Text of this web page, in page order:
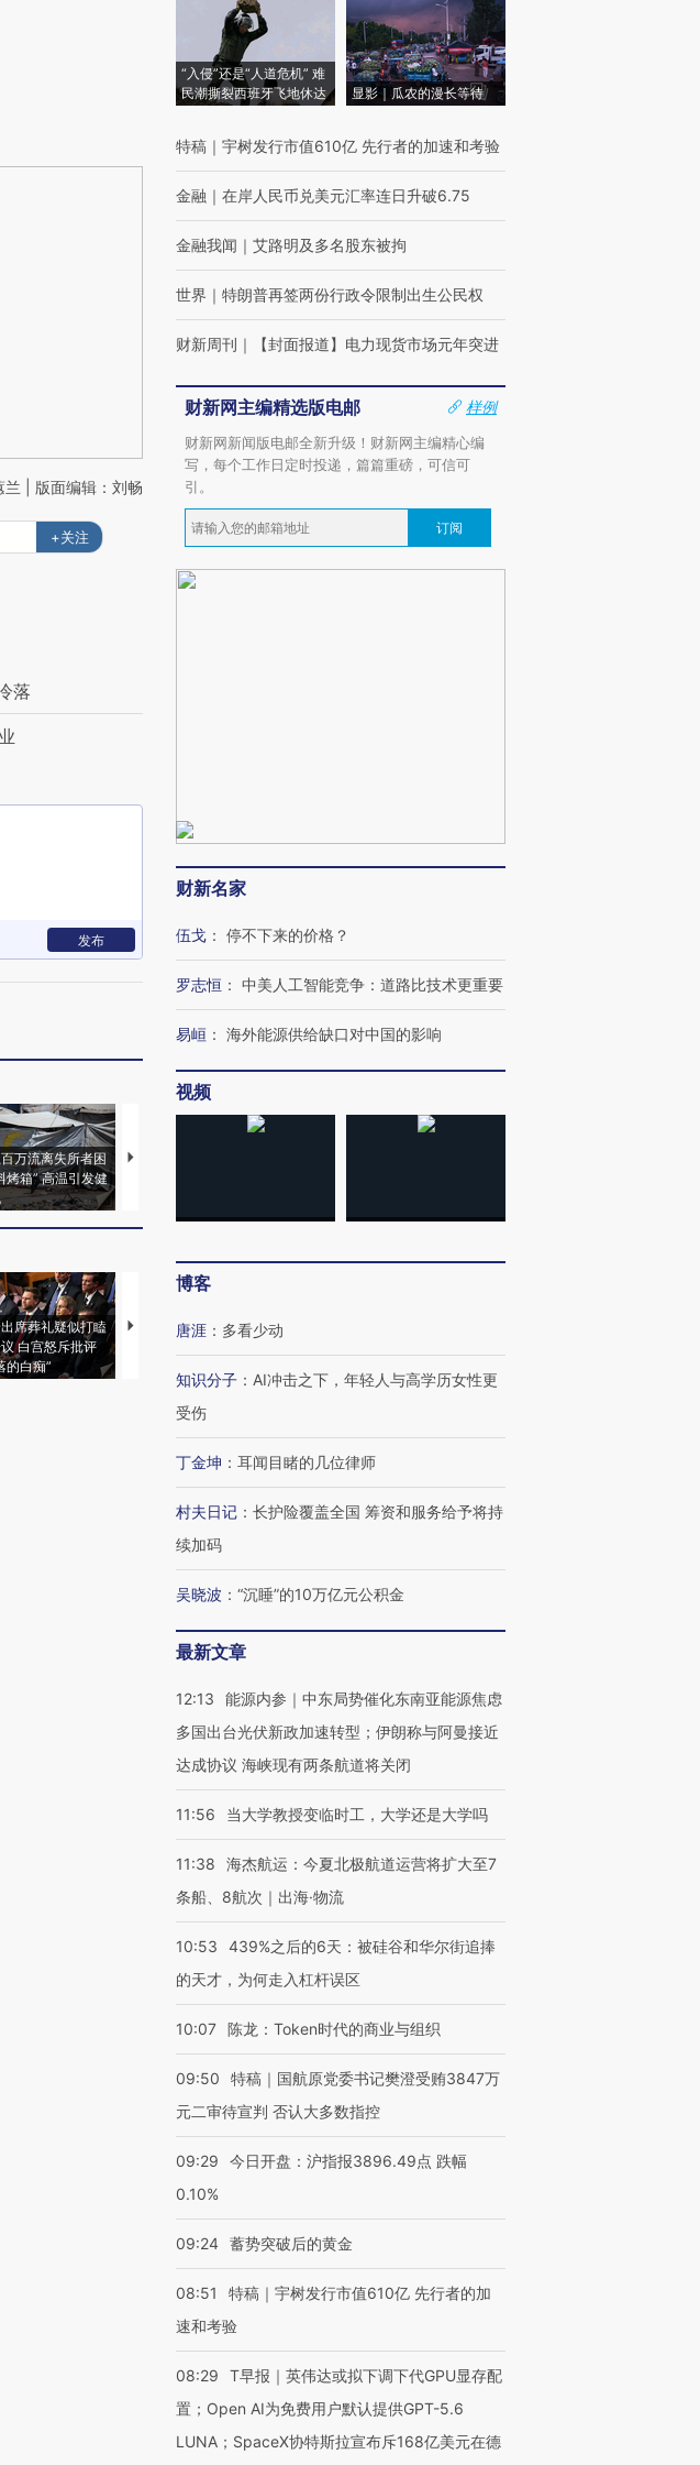
兰 | 版面编辑：刘畅
+关注
落
发布
万流离失所者困
烤箱” 高温引发健
视线｜HYROX的吸金
席葬礼疑似打瞌
白宫怒斥批评
的白痴”
视线｜全球最热百城独占
“入侵”还是“人道危机” 难
民潮撕裂西班牙飞地休达
显影｜瓜农的漫长等待
特稿 ｜ 宇树发行市值610亿 先行者的加速和考验
金融 ｜ 在岸人民币兑美元汇率连日升破6.75
金融我闻 ｜ 艾路明及多名股东被拘
世界 ｜ 特朗普再签两份行政令限制出生公民权
财新周刊 ｜ 【封面报道】电力现货市场元年突进
财新网主编精选版电邮
样例
财新网新闻版电邮全新升级！财新网主编精心编
写，每个工作日定时投递，篇篇重磅，可信可
引。
订阅
财新名家
伍戈 ： 停不下来的价格？
罗志恒 ： 中美人工智能竞争：道路比技术更重要
易峘 ： 海外能源供给缺口对中国的影响
视频
博客
唐涯 ： 多看少动
知识分子 ： AI冲击之下，年轻人与高学历女性更
受伤
丁金坤 ： 耳闻目睹的几位律师
村夫日记 ： 长护险覆盖全国 筹资和服务给予将持
续加码
吴晓波 ： “沉睡”的10万亿元公积金
最新文章
12:13
能源内参｜中东局势催化东南亚能源焦虑
多国出台光伏新政加速转型；伊朗称与阿曼接近
达成协议 海峡现有两条航道将关闭
11:56 当大学教授变临时工，大学还是大学吗
11:38
海杰航运：今夏北极航道运营将扩大至7
条船、8航次｜出海·物流
10:53
439%之后的6天：被硅谷和华尔街追捧
的天才，为何走入杠杆误区
10:07 陈龙：Token时代的商业与组织
09:50
特稿｜国航原党委书记樊澄受贿3847万
元二审待宣判 否认大多数指控
09:29
今日开盘：沪指报3896.49点 跌幅
0.10%
09:24 蓄势突破后的黄金
08:51
特稿｜宇树发行市值610亿 先行者的加
速和考验
08:29
T早报｜英伟达或拟下调下代GPU显存配
置；Open AI为免费用户默认提供GPT-5.6
LUNA；SpaceX协特斯拉宣布斥168亿美元在德